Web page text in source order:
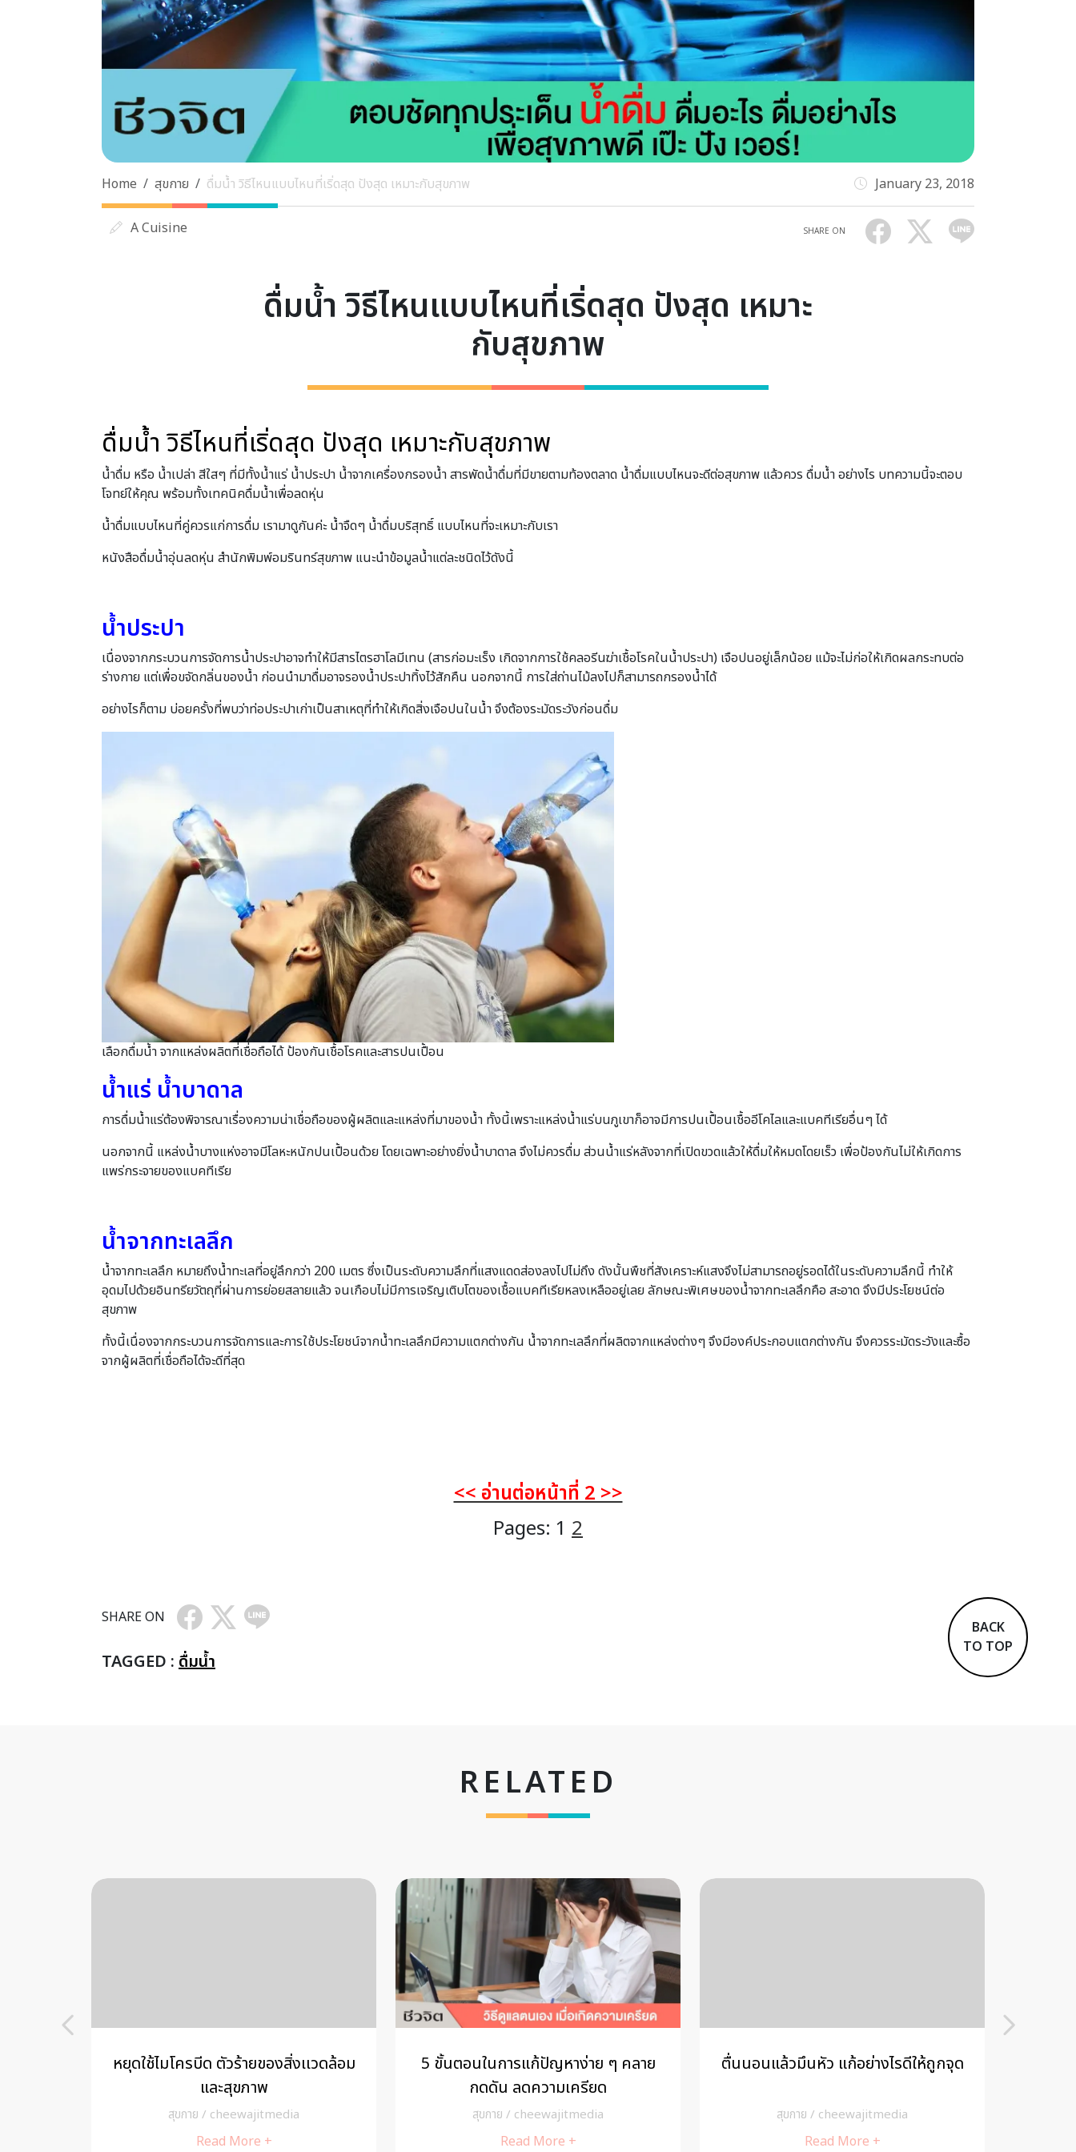
Home สุขกาย ดื่มน้ำ วิธีไหนแบบไหนที่เริ่ดสุด ปังสุด เหมาะกับสุขภาพ January 23, 2018
A Cuisine SHARE ON
ดื่มน้ำ วิธีไหนแบบไหนที่เริ่ดสุด ปังสุด เหมาะ
กับสุขภาพ
ดื่มน้ำ วิธีไหนที่เริ่ดสุด ปังสุด เหมาะกับสุขภาพ
น้ำดื่ม หรือ น้ำเปล่า สีใสๆ ที่มีทั้งน้ำแร่ น้ำประปา น้ำจากเครื่องกรองน้ำ สารพัดน้ำดื่มที่มีขายตามท้องตลาด น้ำดื่มแบบไหนจะดีต่อสุขภาพ แล้วควร ดื่มน้ำ อย่างไร บทความนี้จะตอบ
โจทย์ให้คุณ พร้อมทั้งเทคนิคดื่มน้ำเพื่อลดหุ่น
น้ำดื่มแบบไหนที่คู่ควรแก่การดื่ม เรามาดูกันค่ะ น้ำจืดๆ น้ำดื่มบริสุทธิ์ แบบไหนที่จะเหมาะกับเรา
หนังสือดื่มน้ำอุ่นลดหุ่น สํานักพิมพ์อมรินทร์สุขภาพ แนะนําข้อมูลน้ำแต่ละชนิดไว้ดังนี้
น้ำประปา
เนื่องจากกระบวนการจัดการน้ำประปาอาจทําให้มีสารไตรฮาโลมีเทน (สารก่อมะเร็ง เกิดจากการใช้คลอรีนฆ่าเชื้อโรคในน้ำประปา) เจือปนอยู่เล็กน้อย แม้จะไม่ก่อให้เกิดผลกระทบต่อ
ร่างกาย แต่เพื่อขจัดกลิ่นของน้ำ ก่อนนํามาดื่มอาจรองน้ำประปาทิ้งไว้สักคืน นอกจากนี้ การใส่ถ่านไม้ลงไปก็สามารถกรองน้ำได้
อย่างไรก็ตาม บ่อยครั้งที่พบว่าท่อประปาเก่าเป็นสาเหตุที่ทําให้เกิดสิ่งเจือปนในน้ำ จึงต้องระมัดระวังก่อนดื่ม
เลือกดื่มน้ำ จากแหล่งผลิตที่เชื่อถือได้ ป้องกันเชื้อโรคและสารปนเปื้อน
น้ำแร่ น้ำบาดาล
การดื่มน้ำแร่ต้องพิจารณาเรื่องความน่าเชื่อถือของผู้ผลิตและแหล่งที่มาของน้ำ ทั้งนี้เพราะแหล่งน้ำแร่บนภูเขาก็อาจมีการปนเปื้อนเชื้ออีโคไลและแบคทีเรียอื่นๆ ได้
นอกจากนี้ แหล่งน้ำบางแห่งอาจมีโลหะหนักปนเปื้อนด้วย โดยเฉพาะอย่างยิ่งน้ำบาดาล จึงไม่ควรดื่ม ส่วนน้ำแร่หลังจากที่เปิดขวดแล้วให้ดื่มให้หมดโดยเร็ว เพื่อป้องกันไม่ให้เกิดการ
แพร่กระจายของแบคทีเรีย
น้ำจากทะเลลึก
น้ำจากทะเลลึก หมายถึงน้ำทะเลที่อยู่ลึกกว่า 200 เมตร ซึ่งเป็นระดับความลึกที่แสงแดดส่องลงไปไม่ถึง ดังนั้นพืชที่สังเคราะห์แสงจึงไม่สามารถอยู่รอดได้ในระดับความลึกนี้ ทําให้
อุดมไปด้วยอินทรียวัตถุที่ผ่านการย่อยสลายแล้ว จนเกือบไม่มีการเจริญเติบโตของเชื้อแบคทีเรียหลงเหลืออยู่เลย ลักษณะพิเศษของน้ำจากทะเลลึกคือ สะอาด จึงมีประโยชน์ต่อ
สุขภาพ
ทั้งนี้เนื่องจากกระบวนการจัดการและการใช้ประโยชน์จากน้ำทะเลลึกมีความแตกต่างกัน น้ำจากทะเลลึกที่ผลิตจากแหล่งต่างๆ จึงมีองค์ประกอบแตกต่างกัน จึงควรระมัดระวังและซื้อ
จากผู้ผลิตที่เชื่อถือได้จะดีที่สุด
<< อ่านต่อหน้าที่ 2 >>
Pages: 1 2
SHARE ON
TAGGED : ดื่มน้ำ
BACK
TO TOP
RELATED
ในการแก้ปัญหาง่าย ๆ คลาย
ตื่นนอนแล้วมึนหัว แก้อย่างไรดีให้ถูกจุด
โรคพีโรนี อวัยวะเพศชายโค้งงอ หรือ
รู้ทันโรค วิตกกังวล ก่อนจิตป่ว